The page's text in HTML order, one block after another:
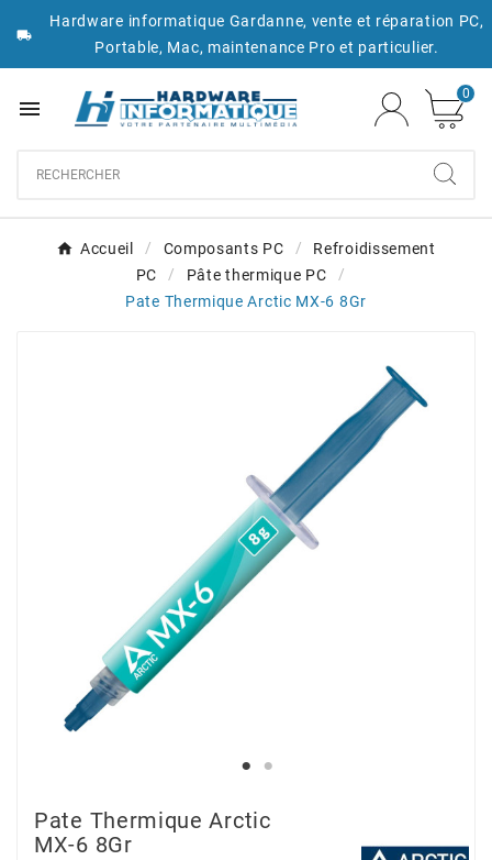

Hardware informatique Gardanne, vente et réparation PC,
Portable, Mac, maintenance Pro et particulier.

0
Accueil Composants PC
Refroidissement
PC
Pâte thermique PC
Pate Thermique Arctic MX-6 8Gr
Pate Thermique Arctic
MX-6 8Gr